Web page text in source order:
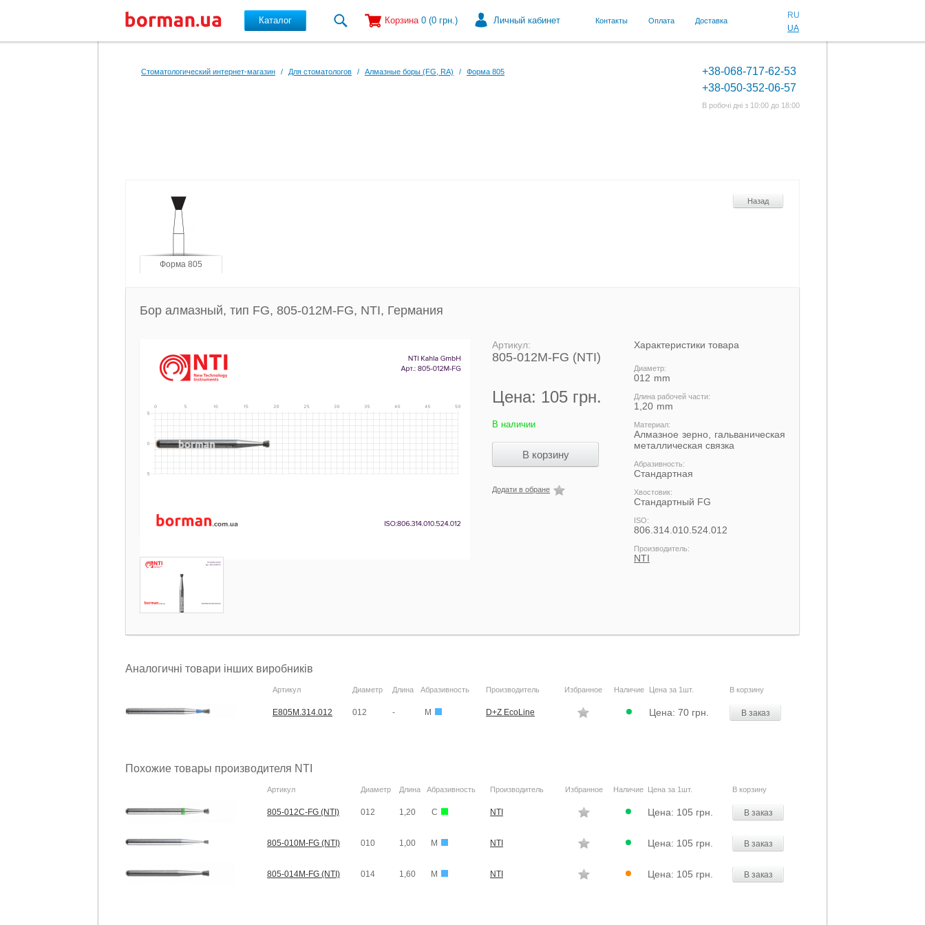
Каталог Корзина 0 (0 грн.) Личный кабинет Контакты Оплата Доставка
RU
UA
Стоматологический интернет-магазин / Для стоматологов / Алмазные боры (FG, RA) / Форма 805
+38-068-717-62-53
+38-050-352-06-57
В робочі дні з 10:00 до 18:00
Форма 805
Назад
Бор алмазный, тип FG, 805-012M-FG, NTI, Германия
Артикул:
805-012M-FG (NTI)
Цена: 105 грн.
В наличии
Додати в обране
Характеристики товара
Диаметр:
012
Длина рабочей части:
1,20
Материал:
Алмазное зерно, гальваническая
металлическая связка
Абразивность:
Стандартная
Хвостовик:
Cтандартный FG
ISO:
806.314.010.524.012
Производитель:
NTI
Аналогичні товари інших виробників
Артикул Диаметр Длина Абразивность Производитель Избранное Наличие Цена за 1шт. В корзину
E805M.314.012 012 - M D+Z EcoLine Цена: 70 грн. В заказ
Похожие товары производителя NTI
Артикул Диаметр Длина Абразивность Производитель Избранное Наличие Цена за 1шт. В корзину
805-012C-FG (NTI) 012 1,20 C NTI Цена: 105 грн. В заказ
805-010M-FG (NTI) 010 1,00 M NTI Цена: 105 грн. В заказ
805-014M-FG (NTI) 014 1,60 M NTI Цена: 105 грн. В заказ